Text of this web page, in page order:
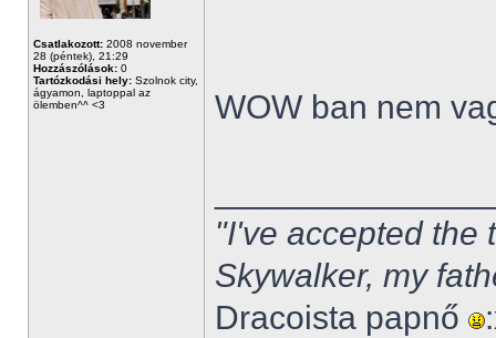
Csatlakozott: 2008 november
28 (péntek), 21:29
Hozzászólások: 0
Tartózkodási hely: Szolnok city,
ágyamon, laptoppal az
ölemben^^ <3
WOW ban nem
"I've accepted the
Skywalker, my
Dracoista papnő